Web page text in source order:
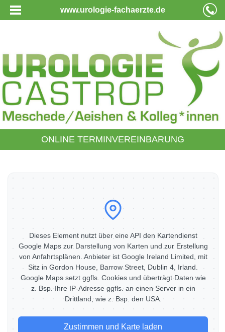
www.urologie-fachaerzte.de
ONLINE TERMINVEREINBARUNG
Dieses Element nutzt über eine API den Kartendienst
Google Maps zur Darstellung von Karten und zur Erstellung
von Anfahrtsplänen. Anbieter ist Google Ireland Limited, mit
Sitz in Gordon House, Barrow Street, Dublin 4, Irland.
Google Maps setzt ggfls. Cookies und überträgt Daten wie
z. Bsp. Ihre IP-Adresse ggfls. an einen Server in ein
Drittland, wie z. Bsp. den USA.
Zustimmen und Karte laden